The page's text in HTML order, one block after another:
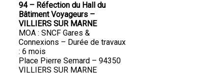
94 – Réfection du Hall du
Bâtiment Voyageurs –
VILLIERS SUR MARNE
MOA : SNCF Gares &
Connexions – Durée de travaux
: 6 mois
Place Pierre Semard – 94350
VILLIERS SUR MARNE